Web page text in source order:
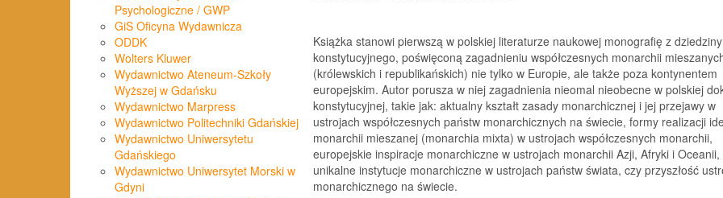
Psychologiczne / GWP
GiS Oficyna Wydawnicza
ODDK
Wolters Kluwer
Wydawnictwo Ateneum-Szkoły
Wyższej w Gdańsku
Wydawnictwo Marpress
Wydawnictwo Politechniki Gdańskiej
Wydawnictwo Uniwersytetu
Gdańskiego
Wydawnictwo Uniwersytet Morski w
Gdyni
Książka stanowi pierwszą w polskiej literaturze naukowej monografię z
konstytucyjnego, poświęconą zagadnieniu współczesnych monarchii
(królewskich i republikańskich) nie tylko w Europie, ale także poza kontynentem
europejskim. Autor porusza w niej zagadnienia nieomal nieobecne w polskiej
konstytucyjnej, takie jak: aktualny kształt zasady monarchicznej i jej przejawy w
ustrojach współczesnych państw monarchicznych na świecie, formy realizacji
monarchii mieszanej (monarchia mixta) w ustrojach współczesnych monarchii,
europejskie inspiracje monarchiczne w ustrojach monarchii Azji, Afryki i Oceanii,
unikalne instytucje monarchiczne w ustrojach państw świata, czy przyszłość
monarchicznego na świecie.